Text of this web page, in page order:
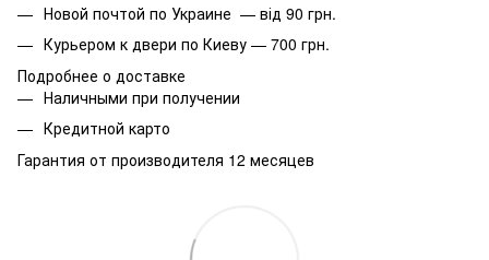
Новой почтой по Украине — від 90 грн.
Курьером к двери по Киеву — 700 грн.
Подробнее о доставке
Наличными при получении
Кредитной карто
Гарантия от производителя 12 месяцев